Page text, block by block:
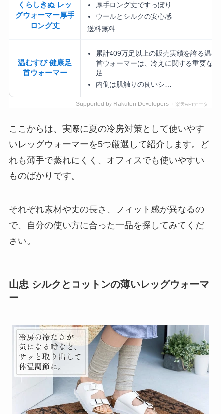
くらしきぬ レッ
グウォーマー厚手
ロング丈
厚手ロング丈ですっぽり
ウールとシルクの安心感
送料無料
温むすび 健康足
首ウォーマー
累計409万足以上の販売実績を誇る温む
首ウォーマーは、冷えに関する重要な
足…
内側は肌触りの良いシ…
Supported by Rakuten Developers ・楽天APIデータ
ここからは、実際に夏の冷房対策として使いやす
いレッグウォーマーを5つ厳選して紹介します。ど
れも薄手で蒸れにくく、オフィスでも使いやすい
ものばかりです。
それぞれ素材や丈の長さ、フィット感が異なるの
で、自分の使い方に合った一品を探してみてくだ
さい。
山忠 シルクとコットンの薄いレッグウォーマ
ー